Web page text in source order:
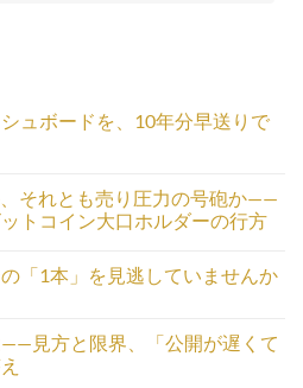
ュボードを、10年分早送りで
それとも売り圧力の号砲か——
トコイン大口ホルダーの行方
「1本」を見逃していませんか
見方と限界、「公開が遅くて